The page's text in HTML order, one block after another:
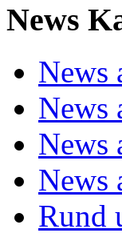
News
News
News
News
News
Rund